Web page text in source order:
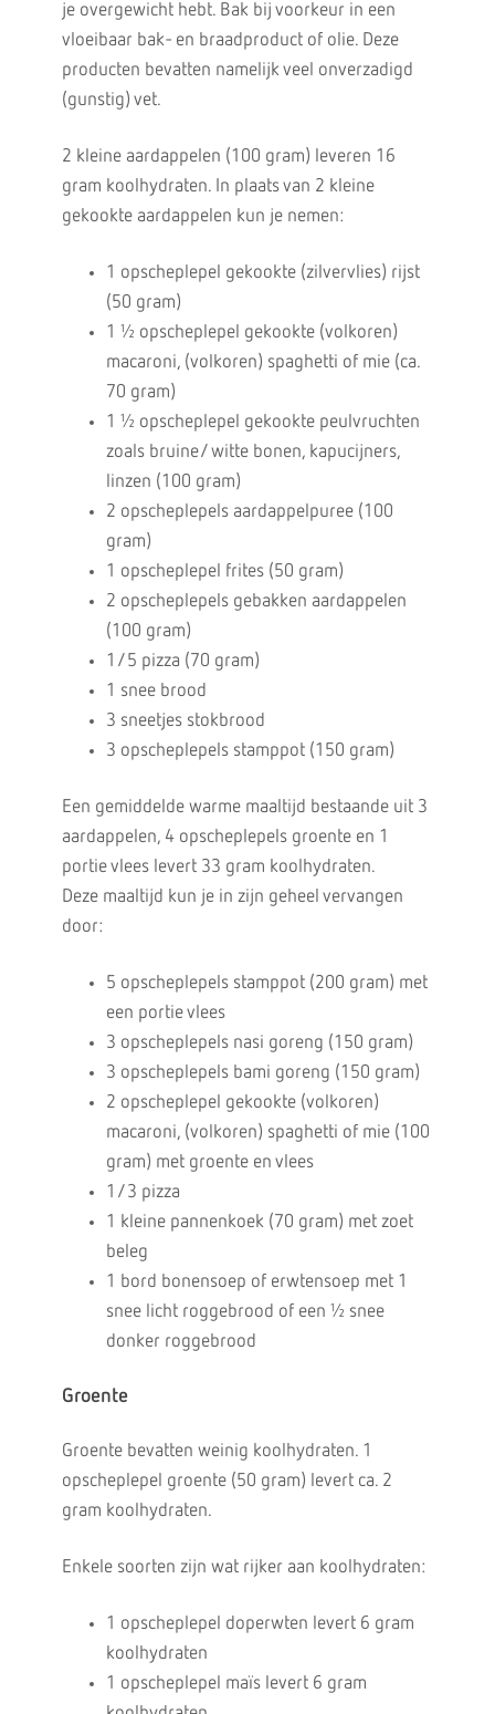
je overgewicht hebt. Bak bij voorkeur in een
vloeibaar bak- en braadproduct of olie. Deze
producten bevatten namelijk veel onverzadigd
(gunstig) vet.
2 kleine aardappelen (100 gram) leveren 16
gram koolhydraten. In plaats van 2 kleine
gekookte aardappelen kun je nemen:
1 opscheplepel gekookte (zilvervlies) rijst
(50 gram)
1 ½ opscheplepel gekookte (volkoren)
macaroni, (volkoren) spaghetti of mie (ca.
70 gram)
1 ½ opscheplepel gekookte peulvruchten
zoals bruine/ witte bonen, kapucijners,
linzen (100 gram)
2 opscheplepels aardappelpuree (100
gram)
1 opscheplepel frites (50 gram)
2 opscheplepels gebakken aardappelen
(100 gram)
1/5 pizza (70 gram)
1 snee brood
3 sneetjes stokbrood
3 opscheplepels stamppot (150 gram)
Een gemiddelde warme maaltijd bestaande uit 3
aardappelen, 4 opscheplepels groente en 1
portie vlees levert 33 gram koolhydraten.
Deze maaltijd kun je in zijn geheel vervangen
door:
5 opscheplepels stamppot (200 gram) met
een portie vlees
3 opscheplepels nasi goreng (150 gram)
3 opscheplepels bami goreng (150 gram)
2 opscheplepel gekookte (volkoren)
macaroni, (volkoren) spaghetti of mie (100
gram) met groente en vlees
1/3 pizza
1 kleine pannenkoek (70 gram) met zoet
beleg
1 bord bonensoep of erwtensoep met 1
snee licht roggebrood of een ½ snee
donker roggebrood
Groente
Groente bevatten weinig koolhydraten. 1
opscheplepel groente (50 gram) levert ca. 2
gram koolhydraten.
Enkele soorten zijn wat rijker aan koolhydraten:
1 opscheplepel doperwten levert 6 gram
koolhydraten
1 opscheplepel maïs levert 6 gram